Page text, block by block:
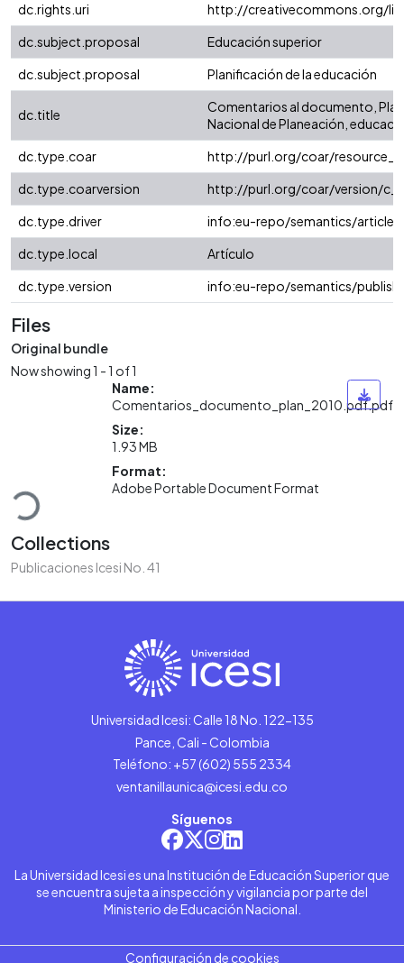
dc.rights.uri
http://creativecommons.org/
dc.subject.proposal
Educación superior
dc.subject.proposal
Planificación de la educación
dc.title
Comentarios al documento,
Nacional de Planeación,
dc.type.coar
http://purl.org/coar/
dc.type.coarversion
http://purl.org/coar/version/
dc.type.driver
info:eu-repo/semantics/article
dc.type.local
Artículo
dc.type.version
info:eu-repo/semantics/
Files
Original bundle
Now showing1 - 1 of 1
Loading...
Name:
Comentarios_documento_plan_2010.pdf.pdf
Size:
1.93 MB
Format:
Adobe Portable Document Format
Collections
Publicaciones Icesi No. 41
Universidad Icesi: Calle 18 No. 122-135
Pance, Cali - Colombia
Teléfono: +57 (602) 555 2334
ventanillaunica@icesi.edu.co
Síguenos
La Universidad Icesi es una Institución de Educación Superior que
se encuentra sujeta a inspección y vigilancia por parte del
Ministerio de Educación Nacional.
Configuración de cookies